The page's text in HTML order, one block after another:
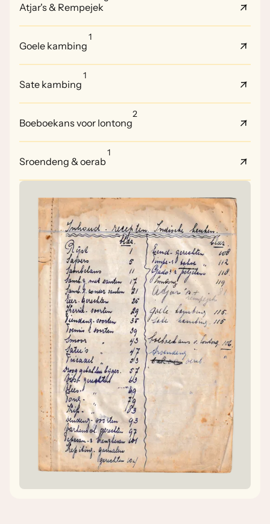
Atjar's & Rempejek
Goele kambing
1
Sate kambing
1
Boeboekans voor lontong
2
Sroendeng & oerab
1